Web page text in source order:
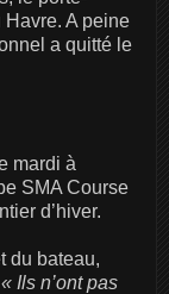
A peine
a quitté le
mardi à
SMA Course
d’hiver.
du bateau,
« Ils n’ont pas